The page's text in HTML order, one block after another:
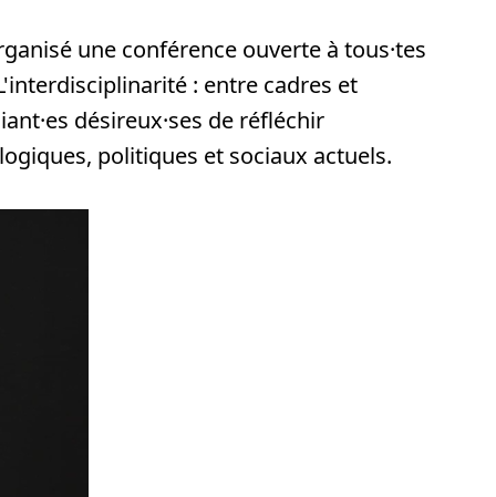
une conférence ouverte à tous·tes
: entre cadres et
désireux·ses de réfléchir
politiques et sociaux actuels.